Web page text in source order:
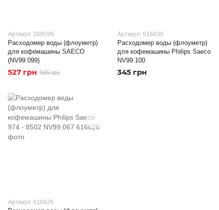
Артикул: 288599
Расходомер воды (флоуметр)
для кофемашины SAECO
(NV99.099)
527 грн 585 грн
Артикул: 616630
Расходомер воды (флоуметр)
для кофемашины Philips Saeco
NV99.100
345 грн
Артикул: 616626